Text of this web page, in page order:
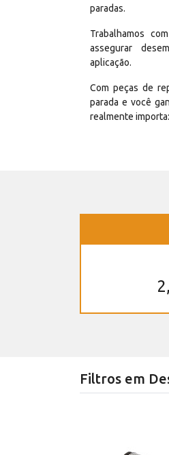
paradas.
Trabalhamos
assegurar
aplicação.
Com peças de
parada e você
realmente
Filtros em